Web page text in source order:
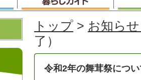
トップ > お知ら
了）
令和2年の舞茸祭につ